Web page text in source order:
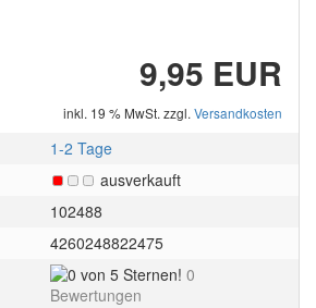
9,95 EUR
inkl. 19 % MwSt. zzgl. Versandkosten
1-2 Tage
ausverkauft
102488
4260248822475
00
Bewertungen